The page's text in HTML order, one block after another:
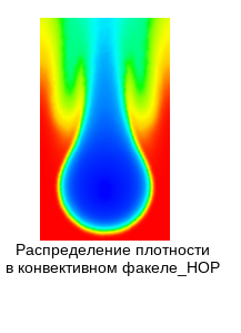
Распределение плотности
в конвективном факеле_НОР